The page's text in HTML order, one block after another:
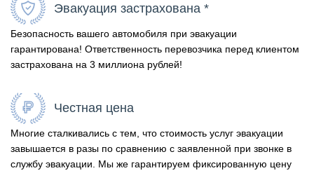
Эвакуация застрахована *
Безопасность вашего автомобиля при эвакуации
гарантирована! Ответственность перевозчика перед клиентом
застрахована на 3 миллиона рублей!
Честная цена
Многие сталкивались с тем, что стоимость услуг эвакуации
завышается в разы по сравнению с заявленной при звонке в
службу эвакуации. Мы же гарантируем фиксированную цену